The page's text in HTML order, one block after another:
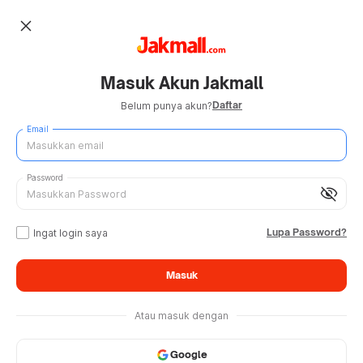
close
Masuk Akun Jakmall
Belum punya akun?Daftar
Email
visibility_off
Password
Ingat login saya Lupa Password?
Masuk
Atau masuk dengan
Google